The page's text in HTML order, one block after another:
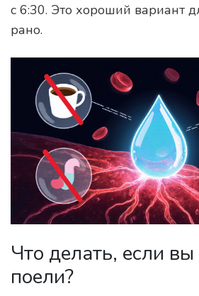
с 6:30. Это хороший вариант
рано.
Что делать, если
поели?